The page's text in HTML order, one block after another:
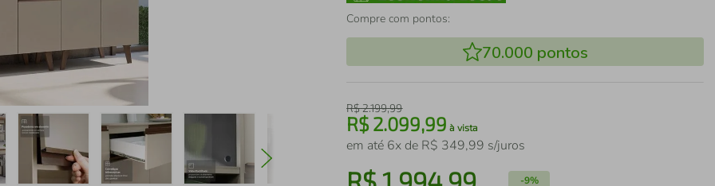
Compre com pontos:
70.000 pontos
R$2.199,99
R$2.099,99 à vista
em até 6x de R$ 349,99 s/juros
-9%